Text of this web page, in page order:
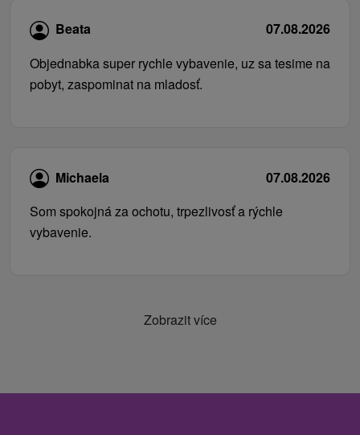
Beata
07.08.2026
Objednabka super rychle vybavenie, uz sa tesime na
pobyt, zaspominat na mladosť.
Michaela
07.08.2026
Som spokojná za ochotu, trpezlivosť a rýchle
vybavenie.
Zobrazit více